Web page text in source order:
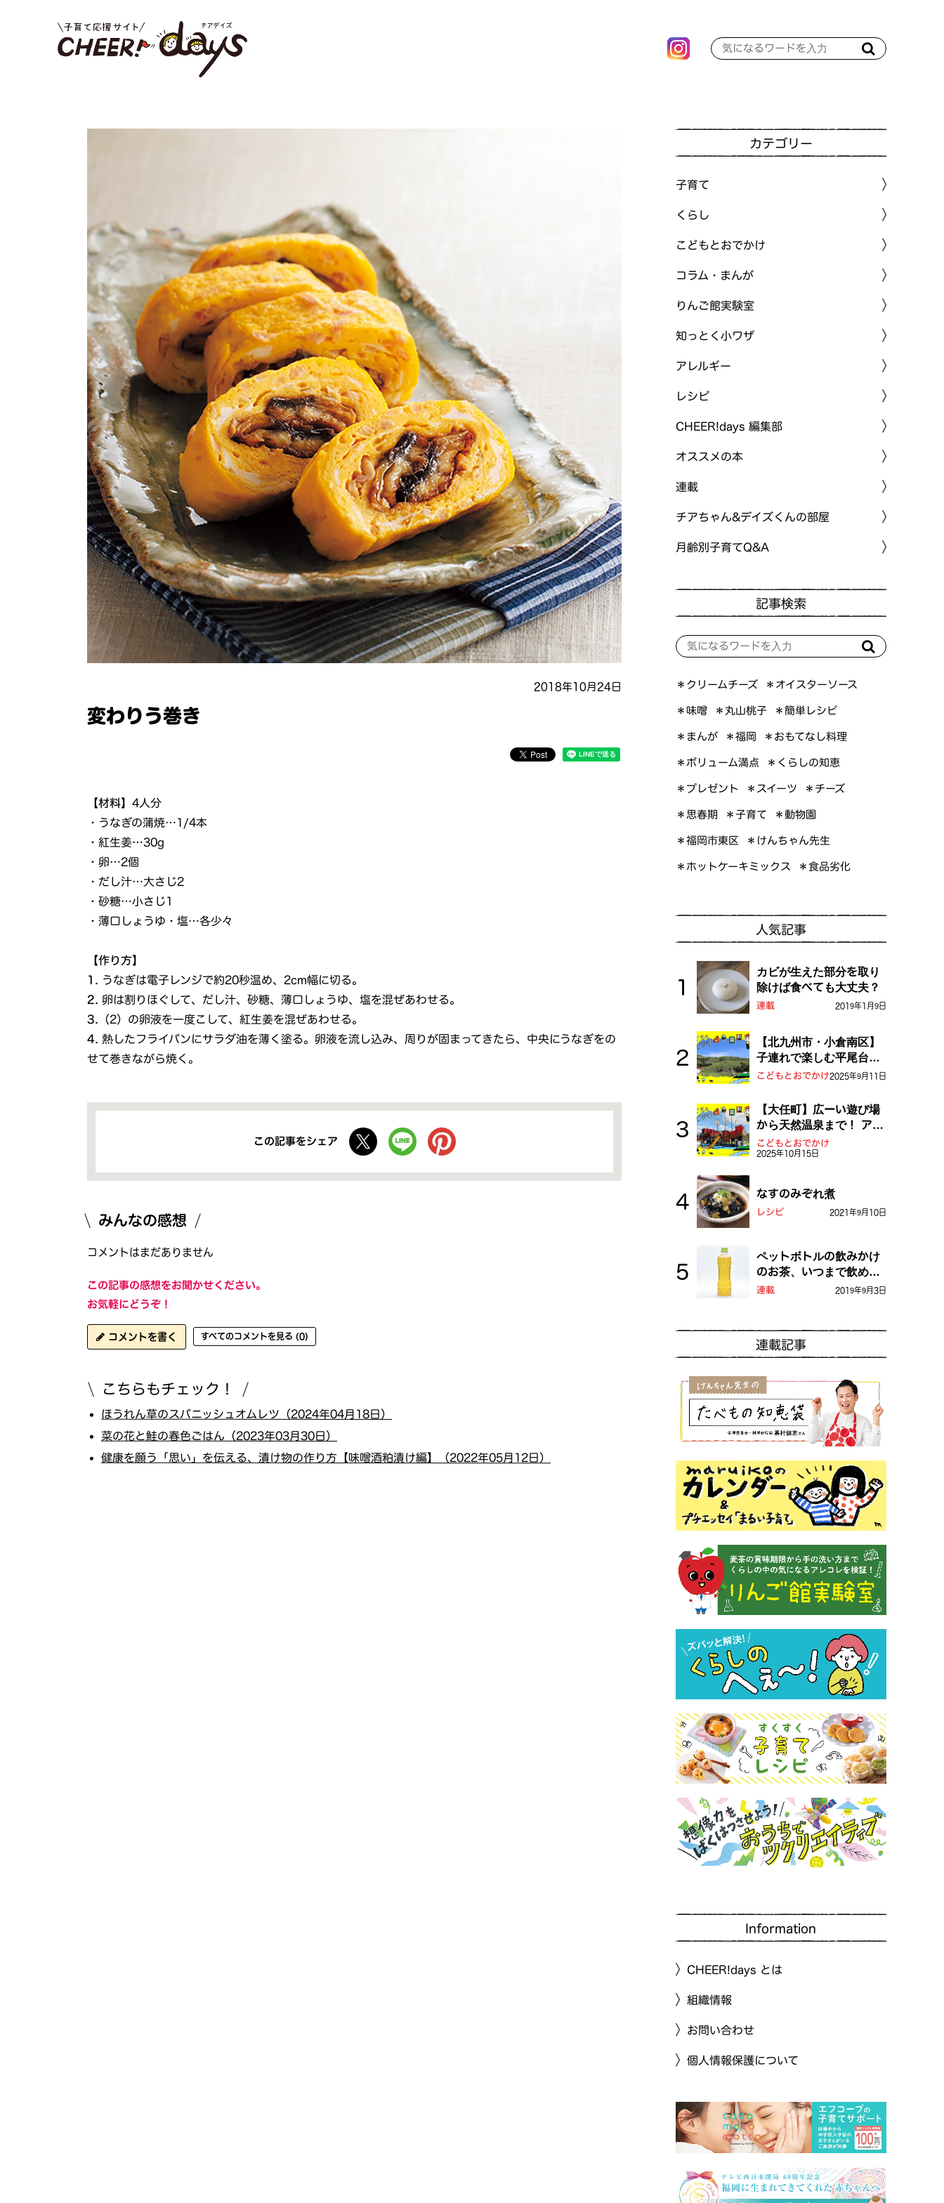
2018年10月24日
変わりう巻き
【材料】4人分
・うなぎの蒲焼…1/4本
・紅生姜…30g
・卵…2個
・だし汁…大さじ2
・砂糖…小さじ1
・薄口しょうゆ・塩…各少々
【作り方】
1. うなぎは電子レンジで約20秒温め、2cm幅に切る。
2.卵は割りほぐして、だし汁、砂糖、薄口しょうゆ、塩を混ぜあわせる。
3. （2）の卵液を一度こして、紅生姜を混ぜあわせる。
4.熱したフライパンにサラダ油を薄く塗る。卵液を流し込み、周りが固まってきたら、中央にうなぎをの
せて巻きながら焼く。
この記事をシェア
みんなの感想
コメントはまだありません
この記事の感想をお聞かせください。
お気軽にどうぞ！
コメントを書く すべてのコメントを見る (0)
こちらもチェック！
ほうれん草のスパニッシュオムレツ（2024年04月18日）
菜の花と鮭の春色ごはん（2023年03月30日）
健康を願う「思い」を伝える、漬け物の作り方【味噌酒粕漬け編】（2022年05月12日）
カテゴリー
子育て
くらし
こどもとおでかけ
コラム・まんが
りんご館実験室
知っとく小ワザ
アレルギー
レシピ
CHEER!days 編集部
オススメの本
連載
チアちゃん&デイズくんの部屋
月齢別子育てQ&A
記事検索
＊クリームチーズ ＊オイスターソース
＊味噌 ＊丸山桃子 ＊簡単レシピ
＊まんが ＊福岡 ＊おもてなし料理
＊ボリューム満点 ＊くらしの知恵
＊プレゼント ＊スイーツ ＊チーズ
＊思春期 ＊子育て ＊動物園
＊福岡市東区 ＊けんちゃん先生
＊ホットケーキミックス ＊食品劣化
人気記事
カビが生えた部分を取り
除けば食べても大丈夫？
連載 2019年1月9日
【北九州市・小倉南区】
子連れで楽しむ平尾台！
ふしぎな草原や千仏鍾乳
こどもとおでかけ2025年9月11日
【大任町】広ーい遊び場
から天然温泉まで！ アミ
ューズメントな道の駅・
おおとう桜街道
こどもとおでかけ
2025年10月15日
なすのみぞれ煮
レシピ 2021年9月10日
ペットボトルの飲みかけ
のお茶、いつまで飲め
る？
連載 2019年9月3日
連載記事
Information
CHEER!days とは
組織情報
お問い合わせ
個人情報保護について